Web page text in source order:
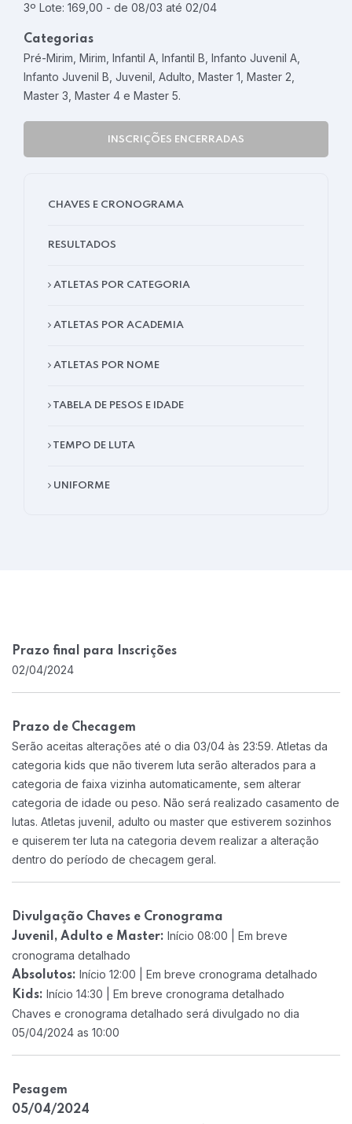
3º Lote: 169,00 - de 08/03 até 02/04
Categorias
Pré-Mirim, Mirim, Infantil A, Infantil B, Infanto Juvenil A,
Infanto Juvenil B, Juvenil, Adulto, Master 1, Master 2,
Master 3, Master 4 e Master 5.
INSCRIÇÕES ENCERRADAS
CHAVES E CRONOGRAMA
RESULTADOS
ATLETAS POR CATEGORIA
ATLETAS POR ACADEMIA
ATLETAS POR NOME
TABELA DE PESOS E IDADE
TEMPO DE LUTA
UNIFORME
Prazo final para Inscrições
02/04/2024
Prazo de Checagem
Serão aceitas alterações até o dia 03/04 às 23:59. Atletas da
categoria kids que não tiverem luta serão alterados para a
categoria de faixa vizinha automaticamente, sem alterar
categoria de idade ou peso. Não será realizado casamento de
lutas. Atletas juvenil, adulto ou master que estiverem sozinhos
e quiserem ter luta na categoria devem realizar a alteração
dentro do período de checagem geral.
Divulgação Chaves e Cronograma
Juvenil, Adulto e Master: Início 08:00 | Em breve
cronograma detalhado
Absolutos: Início 12:00 | Em breve cronograma detalhado
Kids: Início 14:30 | Em breve cronograma detalhado
Chaves e cronograma detalhado será divulgado no dia
05/04/2024 as 10:00
Pesagem
05/04/2024